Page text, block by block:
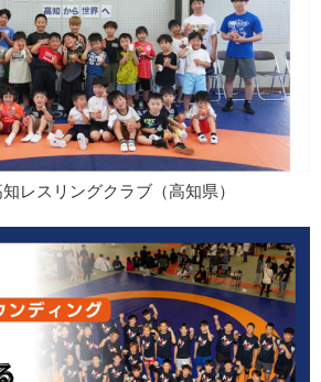
レスリングクラブ（高知県）